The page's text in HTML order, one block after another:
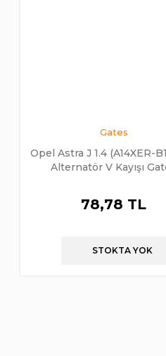
Gates
Opel Astra J 1.4 (A14XER-
Alternatör V Kayışı
78,78 TL
STOKTA YOK